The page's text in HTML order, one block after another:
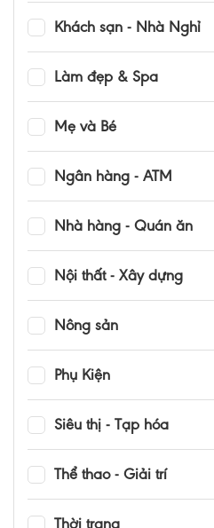
Khách sạn - Nhà Nghỉ
Làm đẹp & Spa
Mẹ và Bé
Ngân hàng - ATM
Nhà hàng - Quán ăn
Nội thất - Xây dựng
Nông sản
Phụ Kiện
Siêu thị - Tạp hóa
Thể thao - Giải trí